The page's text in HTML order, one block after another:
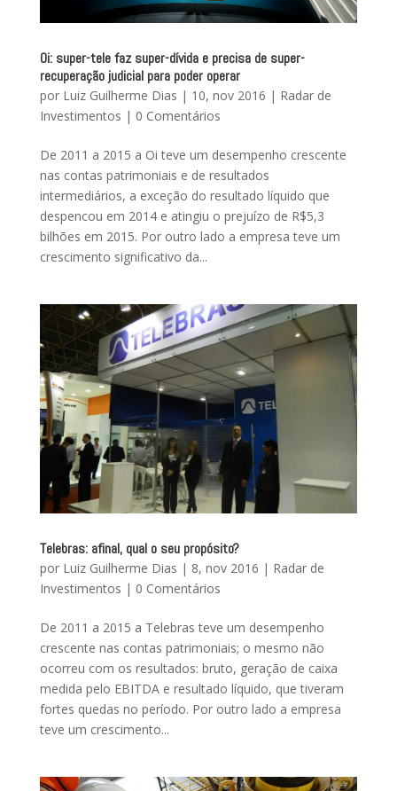
Oi: super-tele faz super-dívida e precisa de super-
recuperação judicial para poder operar
por Luiz Guilherme Dias | 10, nov 2016 | Radar de
Investimentos | 0 Comentários
De 2011 a 2015 a Oi teve um desempenho crescente
nas contas patrimoniais e de resultados
intermediários, a exceção do resultado líquido que
despencou em 2014 e atingiu o prejuízo de R$5,3
bilhões em 2015. Por outro lado a empresa teve um
crescimento significativo da...
Telebras: afinal, qual o seu propósito?
por Luiz Guilherme Dias | 8, nov 2016 | Radar de
Investimentos | 0 Comentários
De 2011 a 2015 a Telebras teve um desempenho
crescente nas contas patrimoniais; o mesmo não
ocorreu com os resultados: bruto, geração de caixa
medida pelo EBITDA e resultado líquido, que tiveram
fortes quedas no período. Por outro lado a empresa
teve um crescimento...